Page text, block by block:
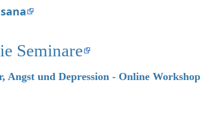
Seminare
Angst und Depression - Online Workshop